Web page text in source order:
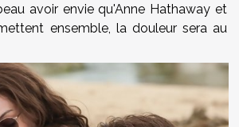
avoir envie qu'Anne Hathaway et
ensemble, la douleur sera au